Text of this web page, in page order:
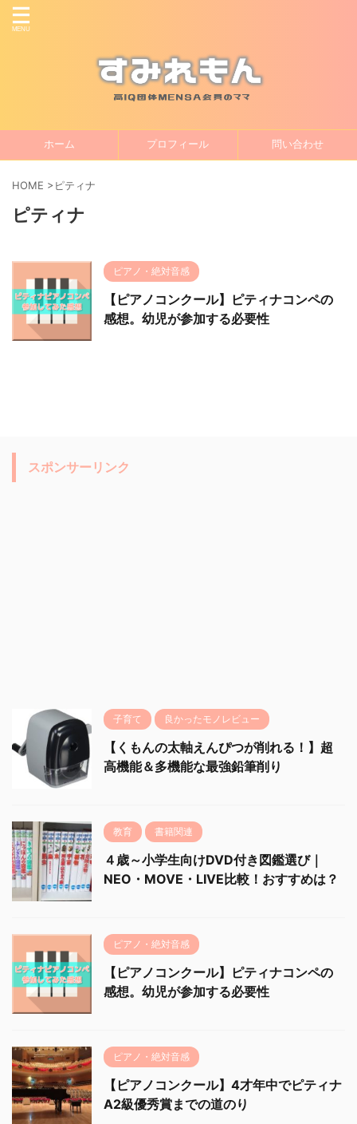
ホーム プロフィール 問い合わせ
HOME >ピティナ
ピティナ
ピアノ・絶対音感
【ピアノコンクール】ピティナコンペの
感想。幼児が参加する必要性
スポンサーリンク
子育て 良かったモノレビュー
【くもんの太軸えんぴつが削れる！】超
高機能＆多機能な最強鉛筆削り
教育 書籍関連
４歳～小学生向けDVD付き図鑑選び｜
NEO・MOVE・LIVE比較！おすすめは？
ピアノ・絶対音感
【ピアノコンクール】ピティナコンペの
感想。幼児が参加する必要性
ピアノ・絶対音感
【ピアノコンクール】4才年中でピティナ
A2級優秀賞までの道のり